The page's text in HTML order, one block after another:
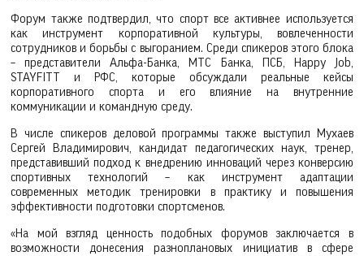
Форум также подтвердил, что спорт все активнее используется
как инструмент корпоративной культуры, вовлеченности
сотрудников и борьбы с выгоранием. Среди спикеров этого блока
– представители Альфа-Банка, МТС Банка, ПСБ, Happy Job,
STAYFITT и РФС, которые обсуждали реальные кейсы
корпоративного спорта и его влияние на внутренние
коммуникации и командную среду.
В числе спикеров деловой программы также выступил Мухаев
Сергей Владимирович, кандидат педагогических наук, тренер,
представивший подход к внедрению инноваций через конверсию
спортивных технологий – как инструмент адаптации
современных методик тренировки в практику и повышения
эффективности подготовки спортсменов.
«На мой взгляд ценность подобных форумов заключается в
возможности донесения разноплановых инициатив в сфере